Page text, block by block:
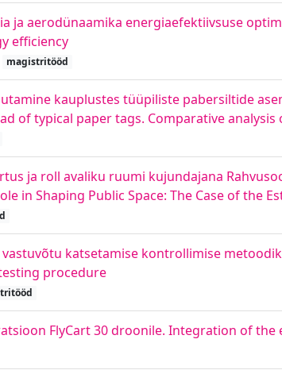
ja aerodünaamika energiaefektiivsuse
efficiency
magistritööd
kauplustes tüüpiliste pabersiltide
of typical paper tags. Comparative analysis
ja roll avaliku ruumi kujundajana
in Shaping Public Space: The Case of the
katsetamise kontrollimise
procedure
FlyCart 30 droonile. Integration of